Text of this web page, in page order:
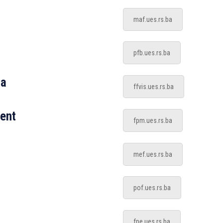
maf.ues.rs.ba
pfb.ues.rs.ba
ffvis.ues.rs.ba
fpm.ues.rs.ba
mef.ues.rs.ba
pof.ues.rs.ba